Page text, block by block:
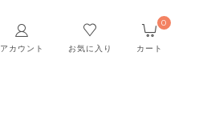
アカウント お気に入り カート
0